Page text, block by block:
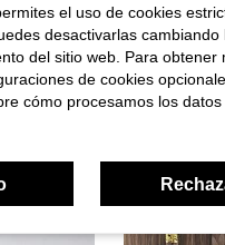
3 piezas/1 pieza Pinza de pelo grande de plástico ligero con forma de flor transparente verde y estambre verde de 8cm/3.15in, estilo hada lindo, accesorio para el cabello elegante minimalista de unicolor premium versátil de moda para uso diario, casual, fiesta, viaje, coleta, peinado recogido, lavado de cara, baño, maquillaje, combinación de atuendos, peinado Girls'
4,08€
el uso de cookies
desactivarlas cambiando
del sitio web. Para obtener
de cookies
cómo procesamos los datos